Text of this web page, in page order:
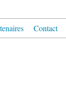
Contact